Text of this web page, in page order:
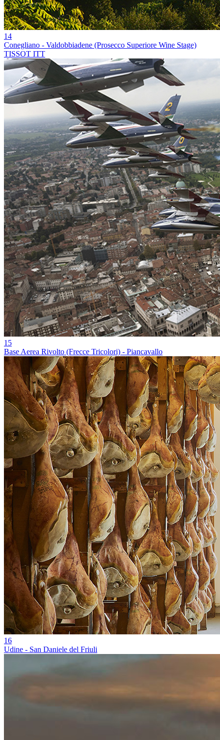
14
Conegliano - Valdobbiadene (Prosecco Superiore Wine Stage)
TISSOT ITT
15
Base Aerea Rivolto (Frecce Tricolori) - Piancavallo
16
Udine - San Daniele del Friuli